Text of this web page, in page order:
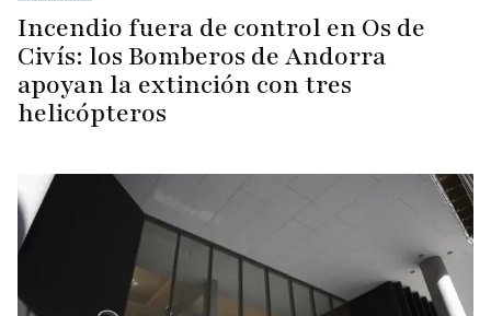
Incendio fuera de control en Os de
Civís: los Bomberos de Andorra
apoyan la extinción con tres
helicópteros